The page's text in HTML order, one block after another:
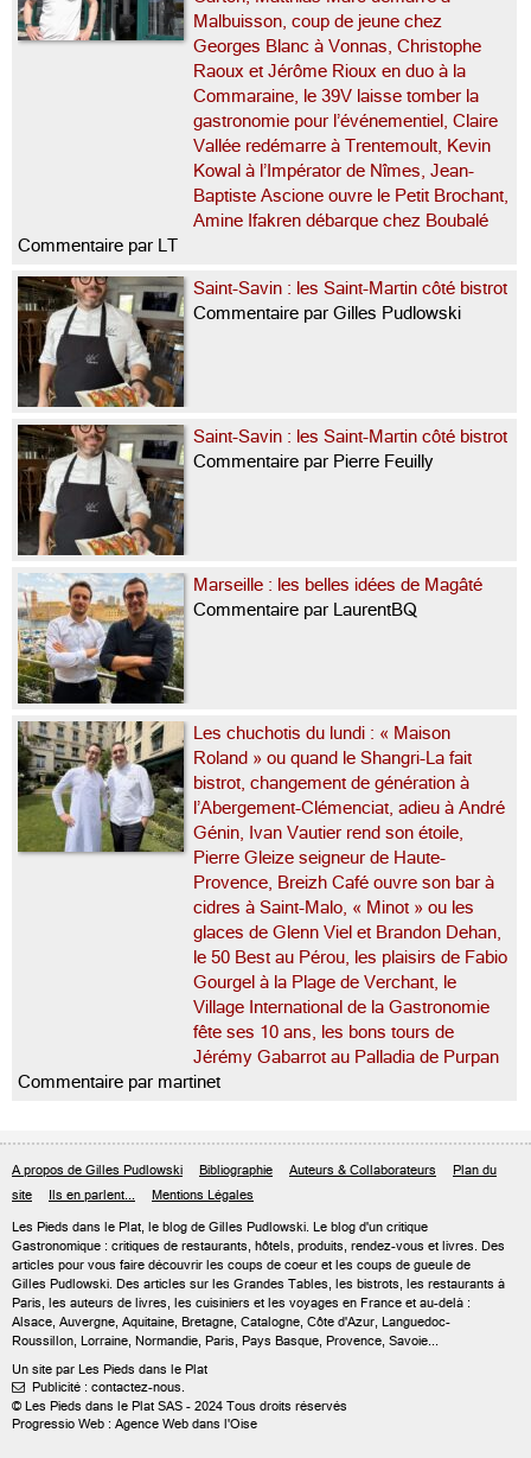
Malbuisson, coup de jeune chez
Georges Blanc à Vonnas, Christophe
Raoux et Jérôme Rioux en duo à la
Commaraine, le 39V laisse tomber la
gastronomie pour l’événementiel, Claire
Vallée redémarre à Trentemoult, Kevin
Kowal à l’Impérator de Nîmes, Jean-
Baptiste Ascione ouvre le Petit Brochant,
Amine Ifakren débarque chez Boubalé
Commentaire par LT
Saint-Savin : les Saint-Martin côté bistrot
Commentaire par Gilles Pudlowski
Saint-Savin : les Saint-Martin côté bistrot
Commentaire par Pierre Feuilly
Marseille : les belles idées de Magâté
Commentaire par LaurentBQ
Les chuchotis du lundi : « Maison
Roland » ou quand le Shangri-La fait
bistrot, changement de génération à
l’Abergement-Clémenciat, adieu à André
Génin, Ivan Vautier rend son étoile,
Pierre Gleize seigneur de Haute-
Provence, Breizh Café ouvre son bar à
cidres à Saint-Malo, « Minot » ou les
glaces de Glenn Viel et Brandon Dehan,
le 50 Best au Pérou, les plaisirs de Fabio
Gourgel à la Plage de Verchant, le
Village International de la Gastronomie
fête ses 10 ans, les bons tours de
Jérémy Gabarrot au Palladia de Purpan
Commentaire par martinet
A propos de Gilles Pudlowski Bibliographie Auteurs & Collaborateurs
Plan du
site
Ils en parlent... Mentions Légales
Les Pieds dans le Plat, le blog de Gilles Pudlowski. Le blog d'un critique
Gastronomique : critiques de restaurants, hôtels, produits, rendez-vous et livres. Des
articles pour vous faire découvrir les coups de coeur et les coups de gueule de
Gilles Pudlowski. Des articles sur les Grandes Tables, les bistrots, les restaurants à
Paris, les auteurs de livres, les cuisiniers et les voyages en France et au-delà :
Alsace, Auvergne, Aquitaine, Bretagne, Catalogne, Côte d'Azur, Languedoc-
Roussillon, Lorraine, Normandie, Paris, Pays Basque, Provence, Savoie...
Un site par Les Pieds dans le Plat
 Publicité : contactez-nous.
© Les Pieds dans le Plat SAS - 2024 Tous droits réservés
Progressio Web : Agence Web dans l'Oise